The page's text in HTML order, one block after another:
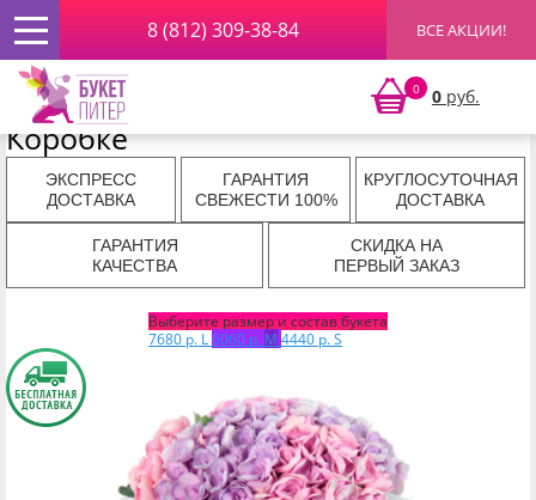
ВСЕ АКЦИИ!
8 (812) 309-38-84
0 0 руб.
Главная Корзины с цветами и композиции
коробке» Композиция с Гортензией в Коробке
Композиция с Гортензией в
Коробке
ЭКСПРЕСС
ДОСТАВКА
ГАРАНТИЯ
СВЕЖЕСТИ 100%
КРУГЛОСУТОЧНАЯ
ДОСТАВКА
ГАРАНТИЯ
КАЧЕСТВА
СКИДКА НА
ПЕРВЫЙ ЗАКАЗ
Выберите размер и состав букета
7680 р. L6060 р. M 4440 р.S